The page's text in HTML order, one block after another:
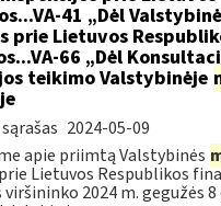
41 „Dėl
prie Lietuvos
66 „Dėl
teikimo Valstybinėje
2024-05-09
apie priimtą Valstybinės
Lietuvos Respublikos
2024 m. gegužės 8